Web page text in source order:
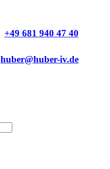
+49 681 940 47 40
huber@huber-iv.de